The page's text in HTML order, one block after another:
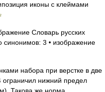
иконы с клеймами
Словарь русских
синонимов: 3 • изображение
набора при верстке в две
нижний предел